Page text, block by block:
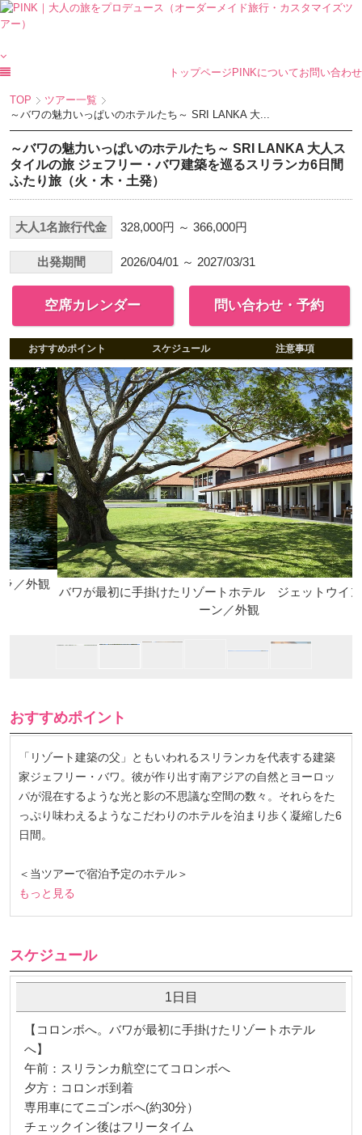
トップページ PINKについてお問い合わせ
TOP
ツアー一覧
～バワの魅力いっぱいのホテルたち～ SRI LANKA 大...
～バワの魅力いっぱいのホテルたち～ SRI LANKA 大人ス
タイルの旅 ジェフリー・バワ建築を巡るスリランカ6日間
ふたり旅（火・木・土発）
大人1名旅行代金 328,000円 ～ 366,000円
出発期間 2026/04/01 ～ 2027/03/31
空席カレンダー 問い合わせ・予約
おすすめポイント スケジュール 注意事項
バワが最初に手掛けたリゾートホテル ジェットウイングラグ
ーン／外観
おすすめポイント
「リゾート建築の父」ともいわれるスリランカを代表する建築
家ジェフリー・バワ。彼が作り出す南アジアの自然とヨーロッ
パが混在するような光と影の不思議な空間の数々。それらをた
っぷり味わえるようなこだわりのホテルを泊まり歩く凝縮した6
日間。
＜当ツアーで宿泊予定のホテル＞
もっと見る
スケジュール
1日目
【コロンボへ。バワが最初に手掛けたリゾートホテル
へ】
午前：スリランカ航空にてコロンボへ
夕方：コロンボ到着
専用車にてニゴンボへ(約30分）
チェックイン後はフリータイム